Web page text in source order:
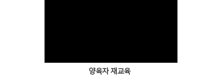
양육자 재교육